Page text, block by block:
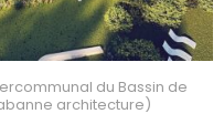
du Bassin de
architecture)